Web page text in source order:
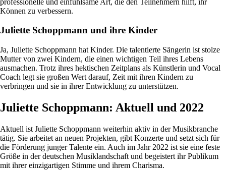
Können zu verbessern.
Juliette Schoppmann und ihre Kinder
Ja, Juliette Schoppmann hat Kinder. Die talentierte Sängerin ist stolze
Mutter von zwei Kindern, die einen wichtigen Teil ihres Lebens
ausmachen. Trotz ihres hektischen Zeitplans als Künstlerin und Vocal
Coach legt sie großen Wert darauf, Zeit mit ihren Kindern zu
verbringen und sie in ihrer Entwicklung zu unterstützen.
Juliette Schoppmann: Aktuell und 2022
Aktuell ist Juliette Schoppmann weiterhin aktiv in der Musikbranche
tätig. Sie arbeitet an neuen Projekten, gibt Konzerte und setzt sich für
die Förderung junger Talente ein. Auch im Jahr 2022 ist sie eine feste
Größe in der deutschen Musiklandschaft und begeistert ihr Publikum
mit ihrer einzigartigen Stimme und ihrem Charisma.